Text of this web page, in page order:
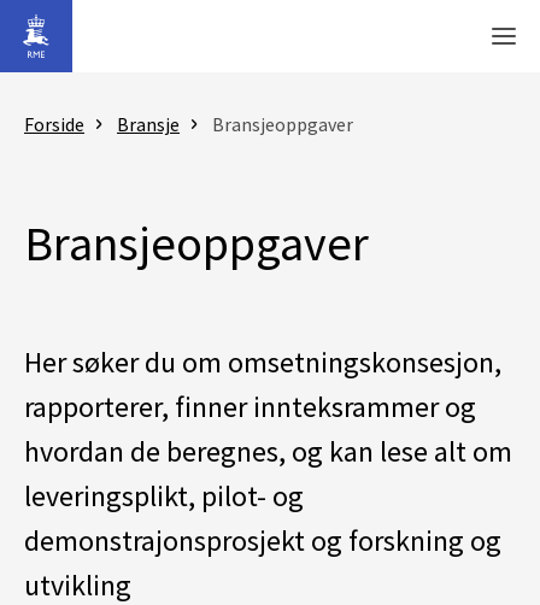
Gå til hovedinnhold
Forside Bransje Bransjeoppgaver
Bransjeoppgaver
Her søker du om omsetningskonsesjon,
rapporterer, finner innteksrammer og
hvordan de beregnes, og kan lese alt om
leveringsplikt, pilot- og
demonstrajonsprosjekt og forskning og
utvikling